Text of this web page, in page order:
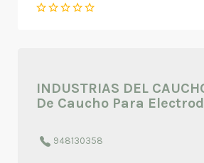
INDUSTRIAS DEL
De Caucho Para
948130358